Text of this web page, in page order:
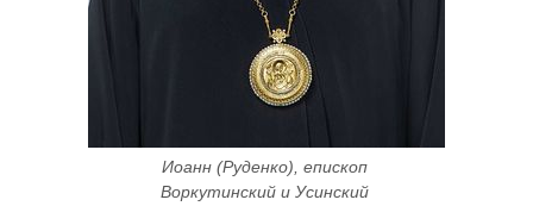
​Иоанн (Руденко), епископ
Воркутинский и Усинский